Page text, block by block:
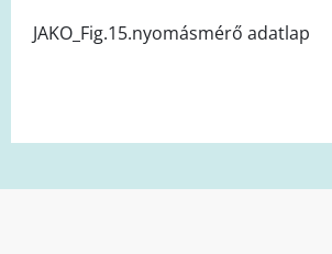
JAKO_Fig.15.nyomásmérő adatlap